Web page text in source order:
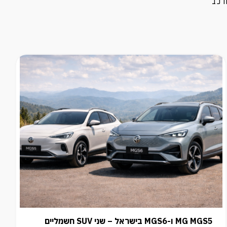
MG MGS5 ו-MGS6 בישראל – שני SUV חשמליים